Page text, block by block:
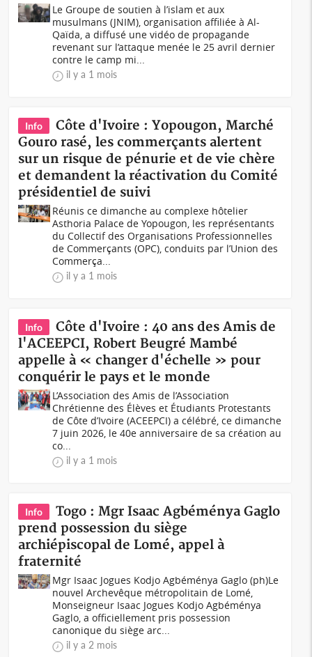
Le Groupe de soutien à l’islam et aux
musulmans (JNIM), organisation affiliée à Al-
Qaïda, a diffusé une vidéo de propagande
revenant sur l’attaque menée le 25 avril dernier
contre le camp mi...
il y a 1 mois
Info
Côte d'Ivoire : Yopougon, Marché
Gouro rasé, les commerçants alertent
sur un risque de pénurie et de vie chère
et demandent la réactivation du Comité
présidentiel de suivi
Réunis ce dimanche au complexe hôtelier
Asthoria Palace de Yopougon, les représentants
du Collectif des Organisations Professionnelles
de Commerçants (OPC), conduits par l’Union des
Commerça...
il y a 1 mois
Info
Côte d'Ivoire : 40 ans des Amis de
l'ACEEPCI, Robert Beugré Mambé
appelle à « changer d'échelle » pour
conquérir le pays et le monde
L’Association des Amis de l’Association
Chrétienne des Élèves et Étudiants Protestants
de Côte d’Ivoire (ACEEPCI) a célébré, ce dimanche
7 juin 2026, le 40e anniversaire de sa création au
co...
il y a 1 mois
Info
Togo : Mgr Isaac Agbéménya Gaglo
prend possession du siège
archiépiscopal de Lomé, appel à
fraternité
Mgr Isaac Jogues Kodjo Agbéménya Gaglo (ph)Le
nouvel Archevêque métropolitain de Lomé,
Monseigneur Isaac Jogues Kodjo Agbéménya
Gaglo, a officiellement pris possession
canonique du siège arc...
il y a 2 mois